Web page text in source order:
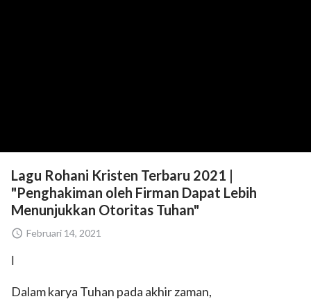
Lagu Rohani Kristen Terbaru 2021 |
"Penghakiman oleh Firman Dapat Lebih
Menunjukkan Otoritas Tuhan"
Februari 14, 2021
Ⅰ
Dalam karya Tuhan pada akhir zaman,